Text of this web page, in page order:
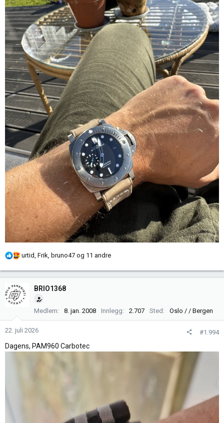
R
s
j
e
r
urtid Frik bruno47 og 11 andre
BRIO1368
Medlem 8. jan. 2008 Innlegg 2.707 Sted Oslo / / Bergen
22. juli 2026 #1.994
Dagens, PAM960 Carbotec